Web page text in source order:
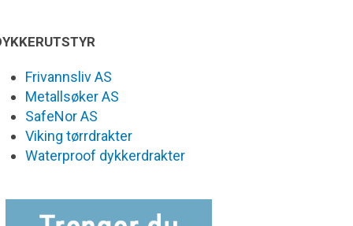
Frivannsliv AS
Metallsøker AS
SafeNor AS
Viking tørrdrakter
Waterproof dykkerdrakter